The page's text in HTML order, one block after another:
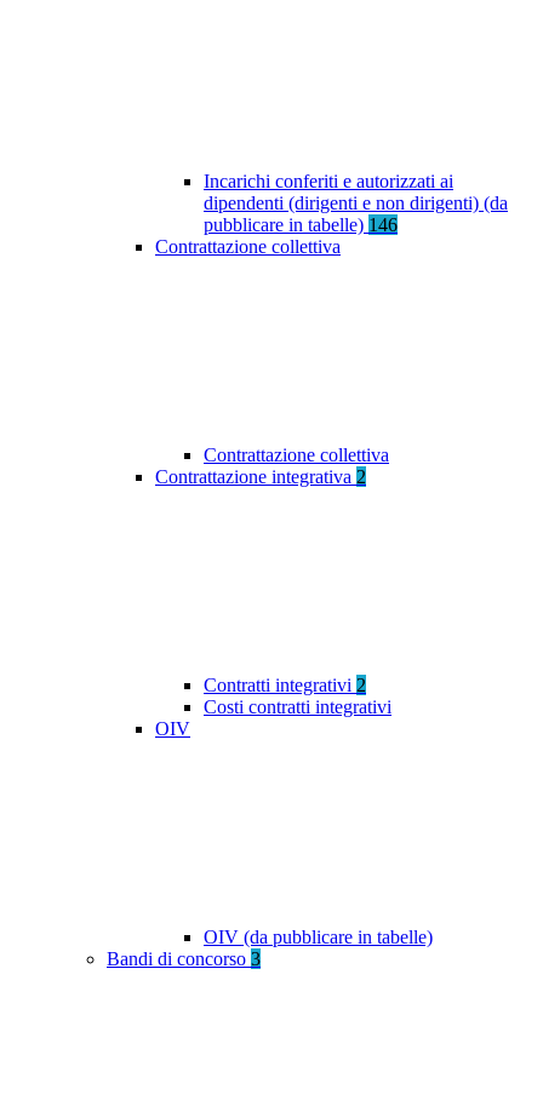
Incarichi conferiti e autorizzati ai
dipendenti (dirigenti e non dirigenti) (da
pubblicare in tabelle) 146
Contrattazione collettiva
Contrattazione collettiva
Contrattazione integrativa 2
Contratti integrativi 2
Costi contratti integrativi
OIV
OIV (da pubblicare in tabelle)
Bandi di concorso 3